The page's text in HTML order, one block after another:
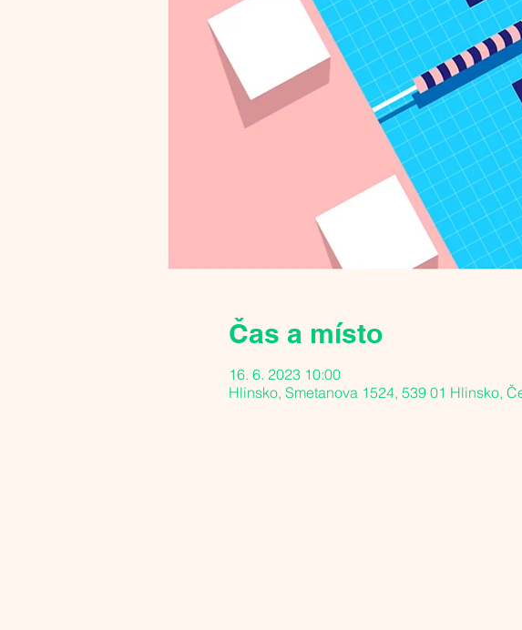
Čas a místo
16. 6. 2023 10:00
Hlinsko, Smetanova 1524, 539 01 Hlinsko,